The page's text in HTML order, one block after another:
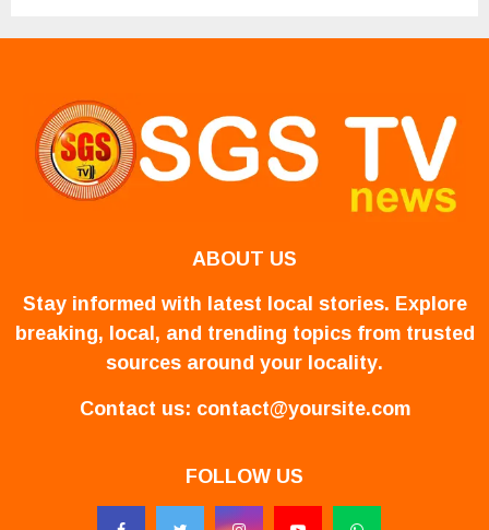
ABOUT US
Stay informed with latest local stories. Explore
breaking, local, and trending topics from trusted
sources around your locality.
Contact us: contact@yoursite.com
FOLLOW US